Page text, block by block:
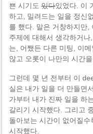
쁜 시기도 있다있었다. 이
하고, 밀려드는 일을 정신
를 했다. 말은 거창하지만,
주제에 대해서 생각하거
는, 어쨌든 다른 미팅, 이
않고 오롯이 나만의 시간
그런데 몇 년 전부터 이
실은 내가 일을 더 만들면
가부터 내가 진짜 일을 하
갈리기 시작했다. 그리고
돌아보는 시간이 없어질
시작했다.